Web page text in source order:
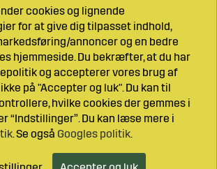
cookies og lignende
for at give dig tilpasset indhold,
annoncer og en bedre
hjemmeside. Du bekræfter, at du har
og accepterer vores brug af
på "Accepter og luk". Du kan til
hvilke cookies der gemmes i
“Indstillinger”. Du kan læse mere i
. Se også Googles politik.